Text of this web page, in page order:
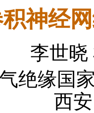
神经
李世晓
气绝缘国
西